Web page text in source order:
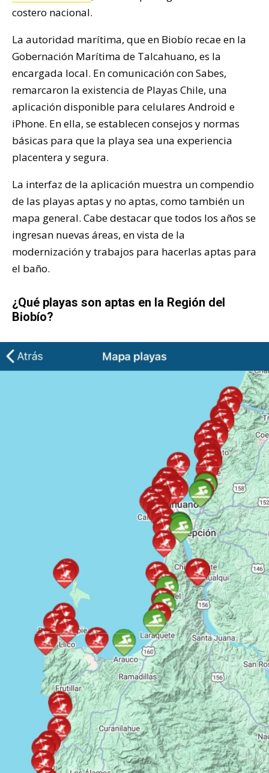
costero nacional.
La autoridad marítima, que en Biobío recae en la
Gobernación Marítima de Talcahuano, es la
encargada local. En comunicación con Sabes,
remarcaron la existencia de Playas Chile, una
aplicación disponible para celulares Android e
iPhone. En ella, se establecen consejos y normas
básicas para que la playa sea una experiencia
placentera y segura.
La interfaz de la aplicación muestra un compendio
de las playas aptas y no aptas, como también un
mapa general. Cabe destacar que todos los años se
ingresan nuevas áreas, en vista de la
modernización y trabajos para hacerlas aptas para
el baño.
¿Qué playas son aptas en la Región del
Biobío?